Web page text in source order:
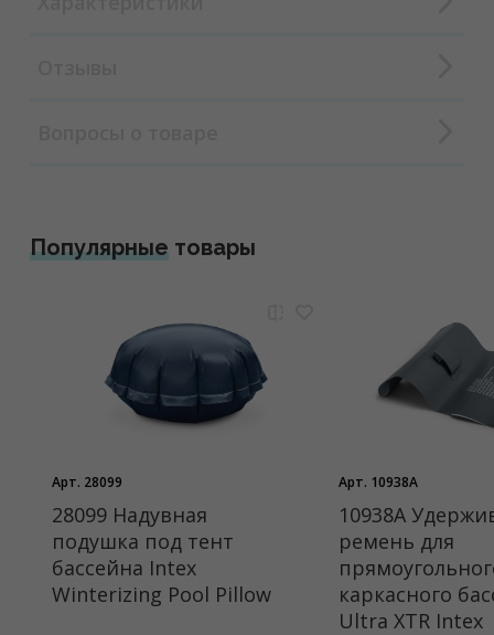
Популярныетовары
Арт. 28099
28099 Надувная
подушка под тент
бассейна Intex
Winterizing Pool Pillow
Арт. 10938A
10938A
ремень для
каркасного
Ultra XTR Intex